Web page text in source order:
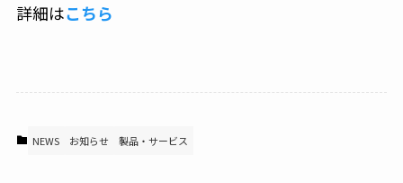
詳細はこちら
NEWS お知らせ 製品・サービス